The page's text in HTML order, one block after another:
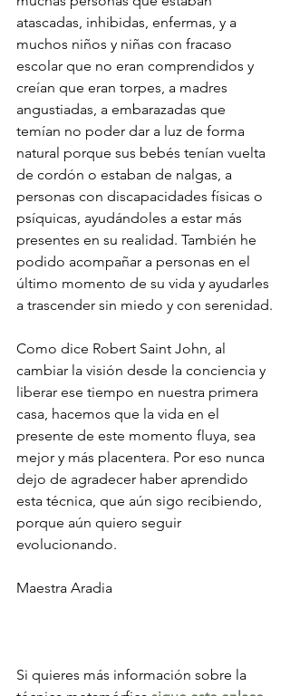
atascadas, inhibidas, enfermas, y a
muchos niños y niñas con fracaso
escolar que no eran comprendidos y
creían que eran torpes, a madres
angustiadas, a embarazadas que
temían no poder dar a luz de forma
natural porque sus bebés tenían vuelta
de cordón o estaban de nalgas, a
personas con discapacidades físicas o
psíquicas, ayudándoles a estar más
presentes en su realidad. También he
podido acompañar a personas en el
último momento de su vida y ayudarles
a trascender sin miedo y con serenidad.
Como dice Robert Saint John, al
cambiar la visión desde la conciencia y
liberar ese tiempo en nuestra primera
casa, hacemos que la vida en el
presente de este momento fluya, sea
mejor y más placentera. Por eso nunca
dejo de agradecer haber aprendido
esta técnica, que aún sigo recibiendo,
porque aún quiero seguir
evolucionando.
Maestra Aradia
Si quieres más información sobre la